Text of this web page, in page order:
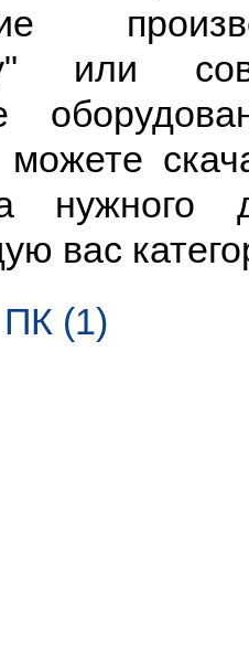
или
нужного
вас
ПК (1)